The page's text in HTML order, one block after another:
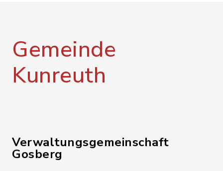
Gemeinde
Kunreuth
Verwaltungsgemeinschaft
Gosberg